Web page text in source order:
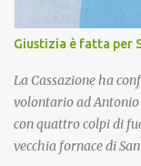
Piano è stata già
che si sono tenute il
le osservazioni e
all’approvazione
poi all’insediamento
Giustizia è fatta per
La Cassazione ha
volontario ad Antonio
con quattro colpi di
vecchia fornace di